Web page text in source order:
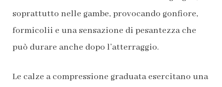
soprattutto nelle gambe, provocando gonfiore,
formicolii e una sensazione di pesantezza che
può durare anche dopo l’atterraggio.
Le calze a compressione graduata esercitano una